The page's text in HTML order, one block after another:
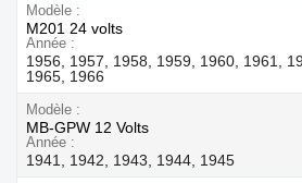
Modèle
M201 24 volts
Année
1956, 1957, 1958, 1959, 1960, 1961,
1965, 1966
Modèle
MB-GPW 12 Volts
Année
1941, 1942, 1943, 1944, 1945